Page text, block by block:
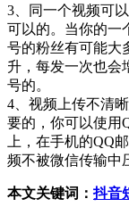
3、同一个视频可
可以的。当你的一
号的粉丝有可能大
升，每发一次也会
号的。
4、视频上传不清
要的，你可以使用
上，在手机的QQ
频不被微信传输中
本文关键词：抖音